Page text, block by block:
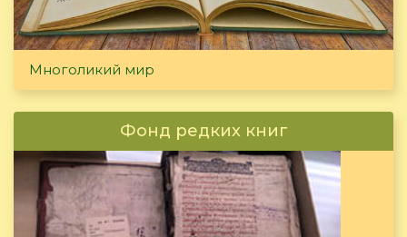
Многоликий мир
Фонд редких книг